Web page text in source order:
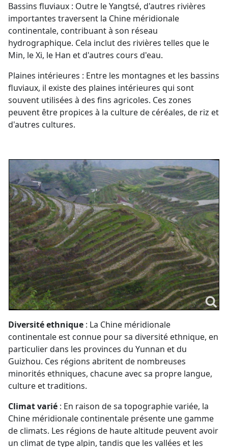
Bassins fluviaux : Outre le Yangtsé, d'autres rivières
importantes traversent la Chine méridionale
continentale, contribuant à son réseau
hydrographique. Cela inclut des rivières telles que le
Min, le Xi, le Han et d'autres cours d'eau.
Plaines intérieures : Entre les montagnes et les bassins
fluviaux, il existe des plaines intérieures qui sont
souvent utilisées à des fins agricoles. Ces zones
peuvent être propices à la culture de céréales, de riz et
d'autres cultures.
Diversité ethnique : La Chine méridionale
continentale est connue pour sa diversité ethnique, en
particulier dans les provinces du Yunnan et du
Guizhou. Ces régions abritent de nombreuses
minorités ethniques, chacune avec sa propre langue,
culture et traditions.
Climat varié : En raison de sa topographie variée, la
Chine méridionale continentale présente une gamme
de climats. Les régions de haute altitude peuvent avoir
un climat de type alpin, tandis que les vallées et les